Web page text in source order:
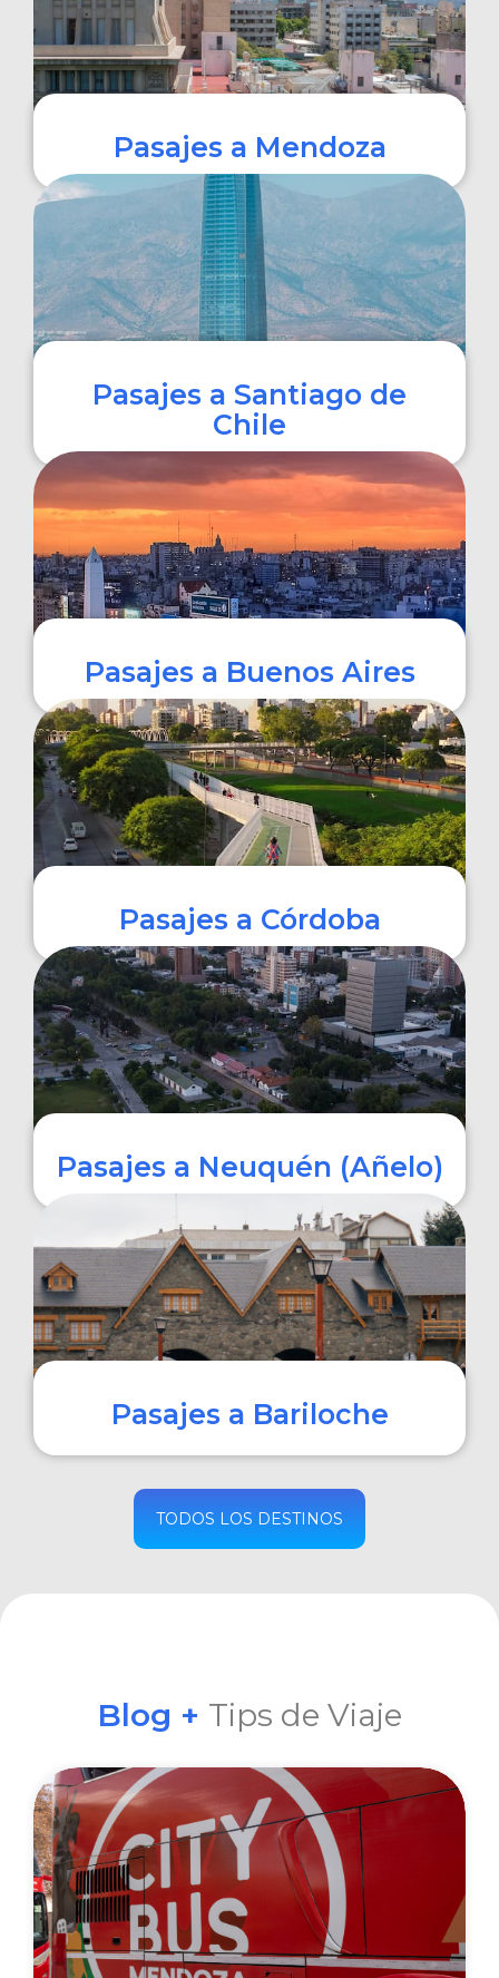
Pasajes a Mendoza
COMPRAR
Pasajes a Santiago de
Chile
Pasajes a Buenos Aires
COMPRAR
Pasajes a Córdoba
COMPRAR
Pasajes a Neuquén (Añelo)
COMPRAR
Pasajes a Bariloche
COMPRAR
TODOS LOS DESTINOS
Blog + Tips de Viaje